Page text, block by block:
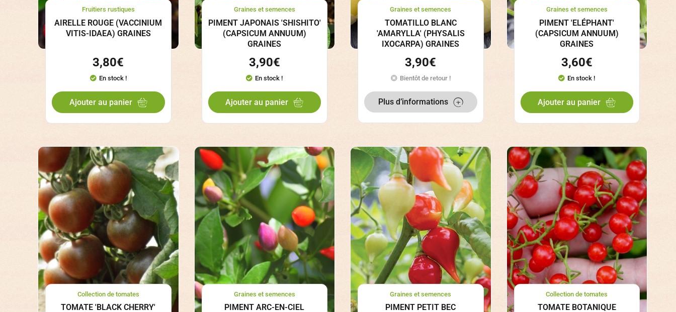
Fruitiers rustiques
AIRELLE ROUGE (VACCINIUM
VITIS-IDAEA) GRAINES
3,80€
En stock !
Ajouter au panier
Graines et semences
PIMENT JAPONAIS 'SHISHITO'
(CAPSICUM ANNUUM)
GRAINES
3,90€
En stock !
Ajouter au panier
Graines et semences
TOMATILLO BLANC
'AMARYLLA' (PHYSALIS
IXOCARPA) GRAINES
3,90€
Bientôt de retour !
Plus d’informations
Graines et semences
PIMENT 'ELÉPHANT'
(CAPSICUM ANNUUM)
GRAINES
3,60€
En stock !
Ajouter au panier
Collection de tomates
TOMATE 'BLACK CHERRY'
Graines et semences
PIMENT ARC-EN-CIEL
Graines et semences
PIMENT PETIT BEC
Collection de tomates
TOMATE BOTANIQUE